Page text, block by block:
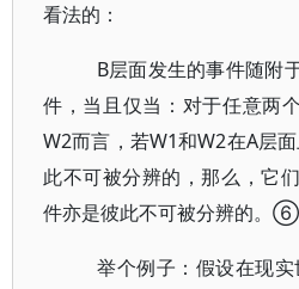
看法的：
B层面发生的事件随附
件，当且仅当：对于任意两
W2而言，若W1和W2在A层
此不可被分辨的，那么，它
件亦是彼此不可被分辨的。⑥
举个例子：假设在现